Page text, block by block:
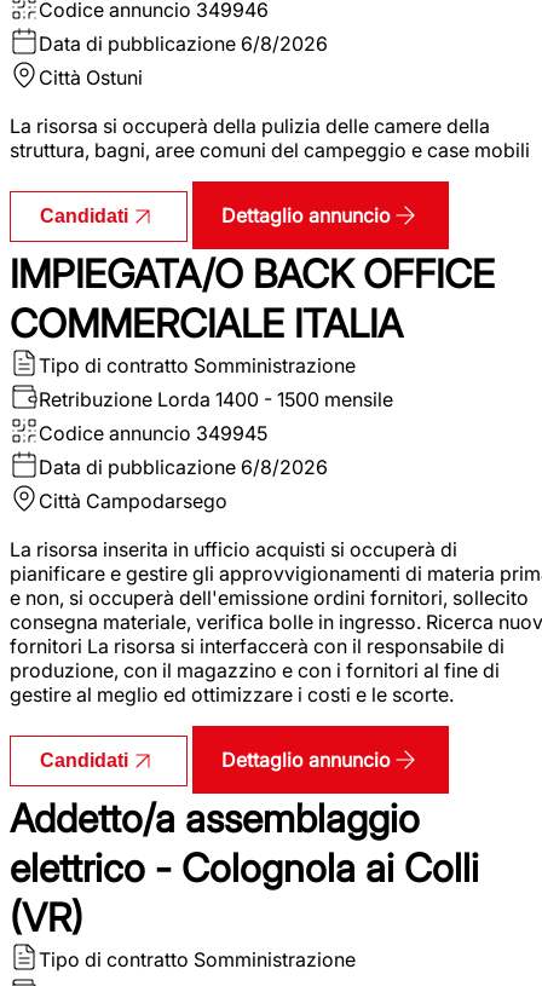
Codice annuncio 349946
Data di pubblicazione 6/8/2026
Città Ostuni
La risorsa si occuperà della pulizia delle camere della
struttura, bagni, aree comuni del campeggio e case mobili
Candidati Dettaglio annuncio
IMPIEGATA/O BACK OFFICE
COMMERCIALE ITALIA
Tipo di contratto Somministrazione
Retribuzione Lorda 1400 - 1500 mensile
Codice annuncio 349945
Data di pubblicazione 6/8/2026
Città Campodarsego
La risorsa inserita in ufficio acquisti si occuperà di
pianificare e gestire gli approvvigionamenti di materia
e non, si occuperà dell'emissione ordini fornitori, sollecito
consegna materiale, verifica bolle in ingresso. Ricerca
fornitori La risorsa si interfaccerà con il responsabile di
produzione, con il magazzino e con i fornitori al fine di
gestire al meglio ed ottimizzare i costi e le scorte.
Candidati Dettaglio annuncio
Addetto/a assemblaggio
elettrico - Colognola ai Colli
(VR)
Tipo di contratto Somministrazione